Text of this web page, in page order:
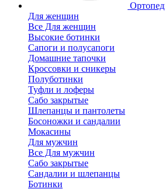
Для женщин
Все Для женщин
Высокие ботинки
Сапоги и полусапоги
Домашние тапочки
Кроссовки и сникеры
Полуботинки
Туфли и лоферы
Сабо закрытые
Шлепанцы и пантолеты
Босоножки и сандалии
Мокасины
Для мужчин
Все Для мужчин
Сабо закрытые
Сандалии и шлепанцы
Ботинки